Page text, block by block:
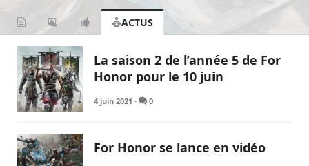
ACTUS
La saison 2 de l’année 5 de For
Honor pour le 10 juin
4 juin 2021 · 0
For Honor se lance en vidéo